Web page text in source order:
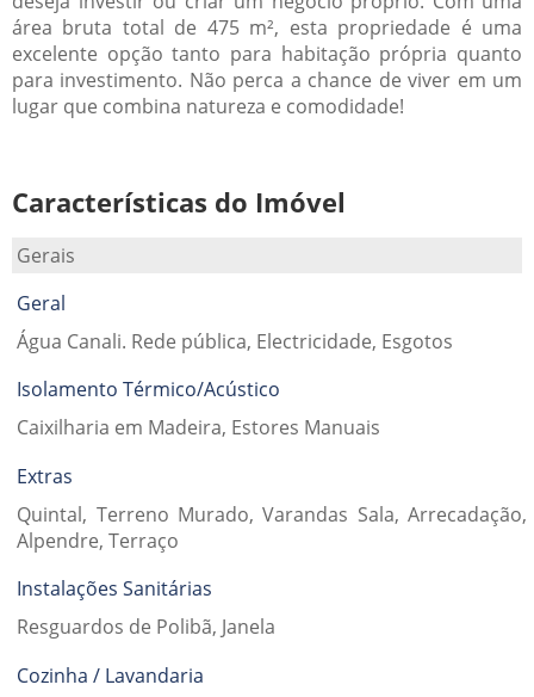
área bruta total de 475 m², esta propriedade é uma
excelente opção tanto para habitação própria quanto
para investimento. Não perca a chance de viver em um
lugar que combina natureza e comodidade!
Características do Imóvel
Gerais
Geral
Água Canali. Rede pública, Electricidade, Esgotos
Isolamento Térmico/Acústico
Caixilharia em Madeira, Estores Manuais
Extras
Quintal, Terreno Murado, Varandas Sala, Arrecadação,
Alpendre, Terraço
Instalações Sanitárias
Resguardos de Polibã, Janela
Cozinha / Lavandaria